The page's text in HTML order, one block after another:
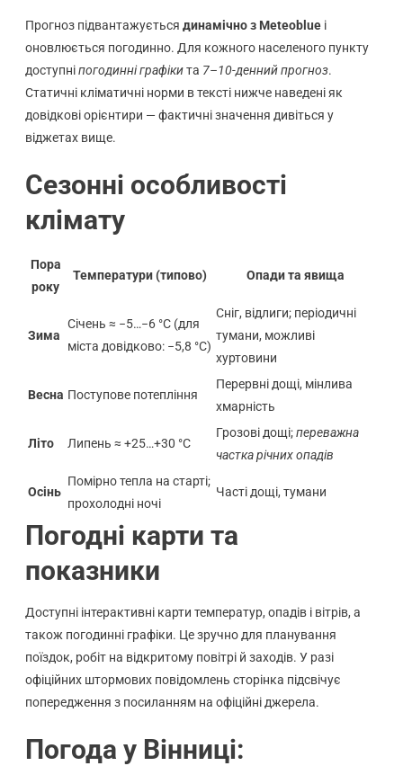
Прогноз підвантажується динамічно з Meteoblueі
оновлюється погодинно. Для кожного населеного пункту
доступніпогодинні графікита 7–10-денний прогноз.
Статичні кліматичні норми в тексті нижче наведені як
довідкові орієнтири — фактичні значення дивіться у
віджетах вище.
Сезонні особливості
клімату
Пора
року
Температури (типово) Опади та явища
Зима
Січень ≈ −5…−6 °C (для
міста довідково: −5,8 °C)
Сніг, відлиги; періодичні
тумани, можливі
хуртовини
Весна Поступове потепління
Перервні дощі, мінлива
хмарність
Літо Липень ≈ +25…+30 °C
Грозові дощі;переважна
частка річних опадів
Осінь
Помірно тепла на старті;
прохолодні ночі
Часті дощі, тумани
Погодні карти та
показники
Доступні інтерактивні карти температур, опадів і вітрів, а
також погодинні графіки. Це зручно для планування
поїздок, робіт на відкритому повітрі й заходів. У разі
офіційних штормових повідомлень сторінка підсвічує
попередження з посиланням на офіційні джерела.
Погода у Вінниці: